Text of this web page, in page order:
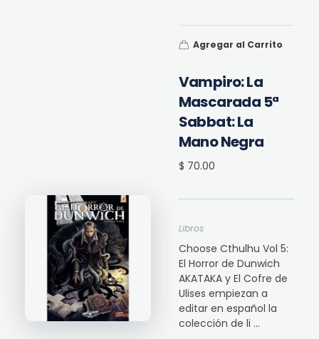
Vampiro: La
Mascarada 5ª
Sabbat: La
Mano Negra
$ 70.00
Agregar al Carrito
Libros
Choose Cthulhu Vol 5:
El Horror de Dunwich
AKATAKA y El Cofre de
Ulises empiezan a
editar en español la
colección de li ...